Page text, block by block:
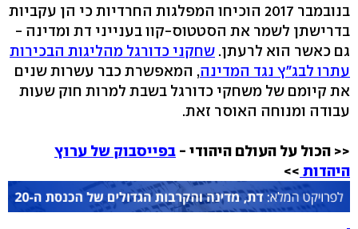
בנובמבר 2017 הוכיחו המפלגות החרדיות כי הן עקביות
בדרישתן לשמר את הסטטוס-קוו בענייני דת ומדינה -
גם כאשר הוא לרעתן. שחקני כדורגל מהליגות הבכירות
עתרו לבג"ץ נגד המדינה, המאפשרת כבר עשרות שנים
את קיומם של משחקי כדורגל בשבת למרות חוק שעות
עבודה ומנוחה האוסר זאת.
<< הכול על העולם היהודי - בפייסבוק של ערוץ
היהדות >>